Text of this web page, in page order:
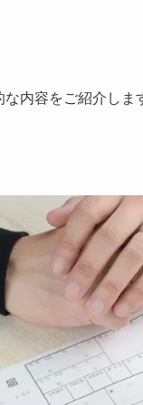
な内容をご紹介しま